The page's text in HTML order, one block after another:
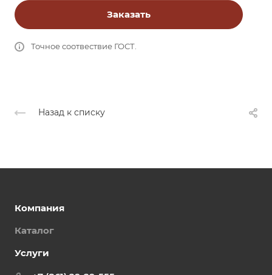
Заказать
Точное соотвествие ГОСТ.
Назад к списку
Компания
Каталог
Услуги